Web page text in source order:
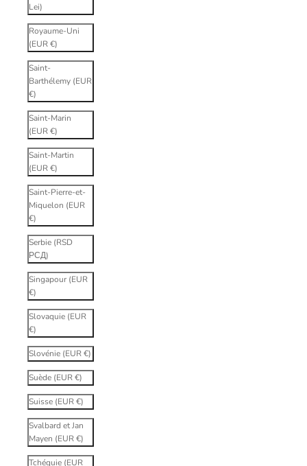
Lei)
Royaume-Uni
(EUR €)
Saint-
Barthélemy (EUR
€)
Saint-Marin
(EUR €)
Saint-Martin
(EUR €)
Saint-Pierre-et-
Miquelon (EUR
€)
Serbie (RSD
РСД)
Singapour (EUR
€)
Slovaquie (EUR
€)
Slovénie (EUR €)
Suède (EUR €)
Suisse (EUR €)
Svalbard et Jan
Mayen (EUR €)
Tchéquie (EUR